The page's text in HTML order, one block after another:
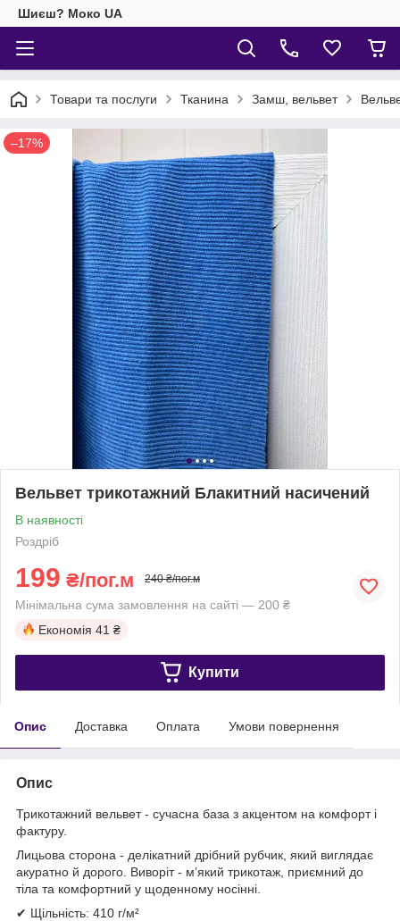
Шиєш? Моко UA
Товари та послуги Тканина Замш, вельвет
–17%
Вельвет трикотажний Блакитний насичений
В наявності
Роздріб
199 ₴/пог.м 240 ₴/пог.м
Мінімальна сума замовлення на сайті — 200 ₴
Економія 41 ₴
Купити
Опис Доставка Оплата Умови повернення
Опис
Трикотажний вельвет - сучасна база з акцентом на комфорт і
фактуру.
Лицьова сторона - делікатний дрібний рубчик, який виглядає
акуратно й дорого. Виворіт - м’який трикотаж, приємний до
тіла та комфортний у щоденному носінні.
✔ Щільність: 410 г/м²